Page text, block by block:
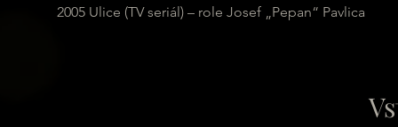
2005 Ulice (TV seriál) – role Josef „Pepan“ Pavlica